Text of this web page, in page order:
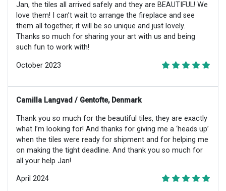
Jan, the tiles all arrived safely and they are BEAUTIFUL! We
love them! I can’t wait to arrange the fireplace and see
them all together, it will be so unique and just lovely.
Thanks so much for sharing your art with us and being
such fun to work with!
October 2023
Camilla Langvad / Gentofte, Denmark
Thank you so much for the beautiful tiles, they are exactly
what I’m looking for! And thanks for giving me a ‘heads up’
when the tiles were ready for shipment and for helping me
on making the tight deadline. And thank you so much for
all your help Jan!
April 2024